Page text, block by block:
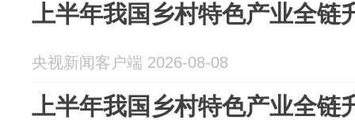
上半年我国乡村特色产业全链
央视新闻客户端 2026-08-08
上半年我国乡村特色产业全链